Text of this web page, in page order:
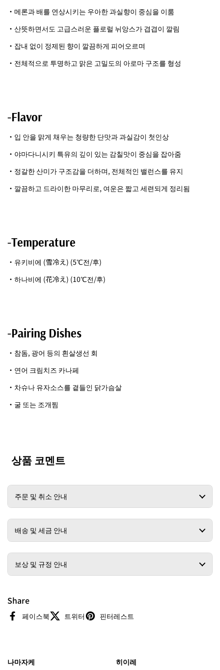
・메론과 배를 연상시키는 우아한 과실향이 중심을 이룸
・산뜻하면서도 고급스러운 플로럴 뉘앙스가 겹겹이 깔림
・잡내 없이 정제된 향이 깔끔하게 피어오르며
・전체적으로 투명하고 맑은 고밀도의 아로마 구조를 형성
-Flavor
・입 안을 맑게 채우는 청량한 단맛과 과실감이 첫인상
・야마다니시키 특유의 깊이 있는 감칠맛이 중심을 잡아줌
・정갈한 산미가 구조감을 더하며, 전체적인 밸런스를 유지
・깔끔하고 드라이한 마무리로, 여운은 짧고 세련되게 정리됨
-Temperature
・유키비에 (雪冷え) (5℃전/후)
・하나비에 (花冷え) (10℃전/후)
-Pairing Dishes
・참돔, 광어 등의 흰살생선 회
・연어 크림치즈 카나페
・차슈나 유자소스를 곁들인 닭가슴살
・굴 또는 조개찜
상품 코멘트
주문 및 취소 안내
배송 및 세금 안내
보상 및 규정 안내
Share
페이스북 트위터 핀터레스트
나마자케 히이레